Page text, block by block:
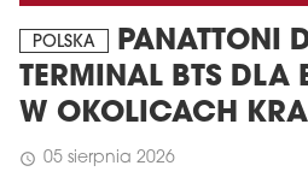
POLSKA
PANATTONI
TERMINAL BTS DLA
W OKOLICACH
schedule 05 sierpnia 2026